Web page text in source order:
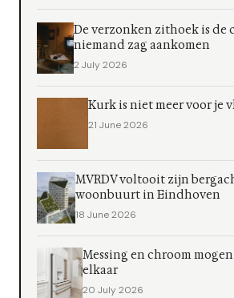
De verzonken zithoek is de
niemand zag aankomen
2 July 2026
Kurk is niet meer voor je
21 June 2026
MVRDV voltooit zijn
woonbuurt in Eindhoven
18 June 2026
Messing en chroom
elkaar
20 July 2026